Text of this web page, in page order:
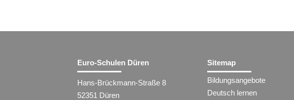
Euro-Schulen Düren
Hans-Brückmann-Straße 8
52351 Düren
Sitemap
Bildungsangebote
Deutsch lernen